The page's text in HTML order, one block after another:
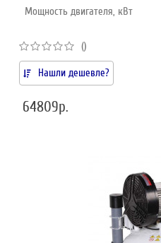
Мощность двигателя, кВт
()
Нашли дешевле?
64809р.